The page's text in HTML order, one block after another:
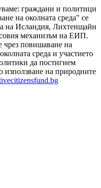
: граждани и политици
на околната среда" се
на Исландия, Лихтенщайн
механизъм на ЕИП.
чрез повишаване на
среда и участието
да постигнем
използване на природните